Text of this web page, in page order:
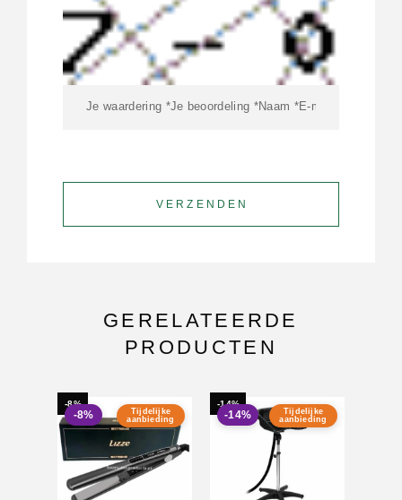
GERELATEERDE
PRODUCTEN
-8%
Tijdelijke
aanbieding
-8%
-14%
Tijdelijke
aanbieding
-14%